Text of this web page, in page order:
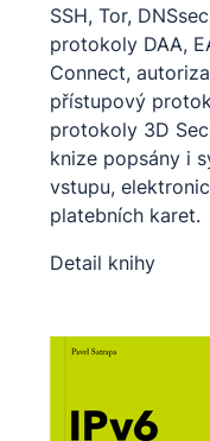
SSH, Tor,
protokoly DAA,
Connect,
přístupový
protokoly 3D
knize popsány i
vstupu,
platebních karet.
Detail knihy